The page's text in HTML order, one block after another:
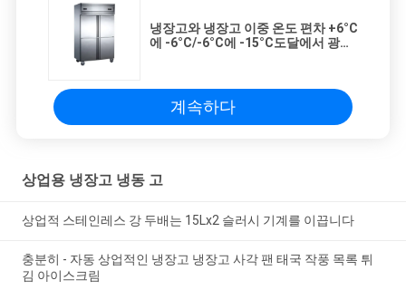
냉장고와 냉장고 이중 온도 편차 +6°C
에 -6°C/-6°C에 -15°C도달에서 광고
계속하다
상업용 냉장고 냉동 고
상업적 스테인레스 강 두배는 15Lx2 슬러시 기계를 이끕니다
충분히 - 자동 상업적인 냉장고 냉장고 사각 팬 태국 작풍 목록 튀
김 아이스크림